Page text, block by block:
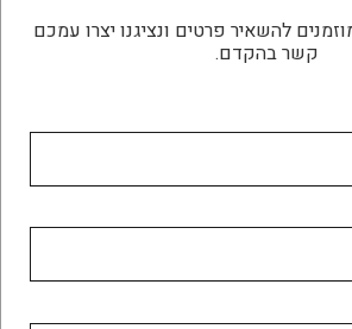
להשאיר פרטים ונציגנו יצרו עמכם
קשר בהקדם.